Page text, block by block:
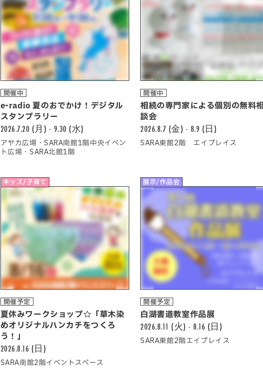
開催中
e-radio 夏のおでかけ！デジタル
スタンプラリー
2026.7.20 (月) - 9.30 (水)
アヤカ広場・SARA南館1階中央イベン
ト広場・SARA北館1階
開催中
相続の専門家による個別の無料相
談会
2026.8.7 (金) - 8.9 (日)
SARA東館2階 エイプレイス
キッズ/子育て
開催予定
夏休みワークショップ☆「草木染
めオリジナルハンカチをつくろ
う！」
2026.8.16 (日)
SARA南館2階イベントスペース
展示/作品会
開催予定
白湖書道教室作品展
2026.8.11 (火) - 8.16 (日)
SARA東館2階エイプレイス